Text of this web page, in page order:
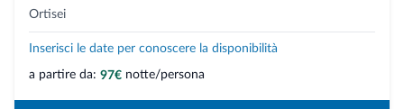
Ortisei
Inserisci le date per conoscere la disponibilità
a partire da: 97€ notte/persona